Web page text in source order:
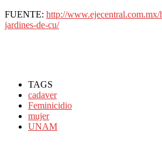
FUENTE: http://www.ejecentral.com.mx/
jardines-de-cu/
TAGS
cadaver
Feminicidio
mujer
UNAM